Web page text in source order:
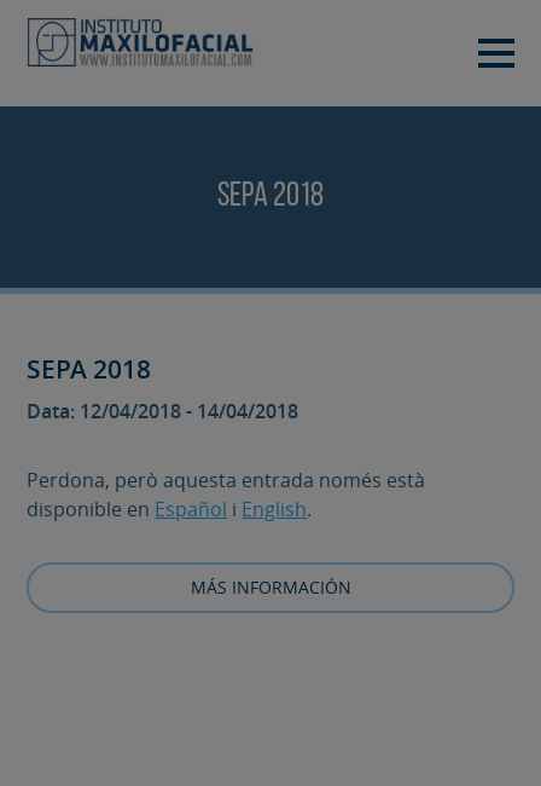
SEPA 2018
SEPA 2018
Data: 12/04/2018 - 14/04/2018
Perdona, però aquesta entrada només està
disponible en Español i English.
MÁS INFORMACIÓN